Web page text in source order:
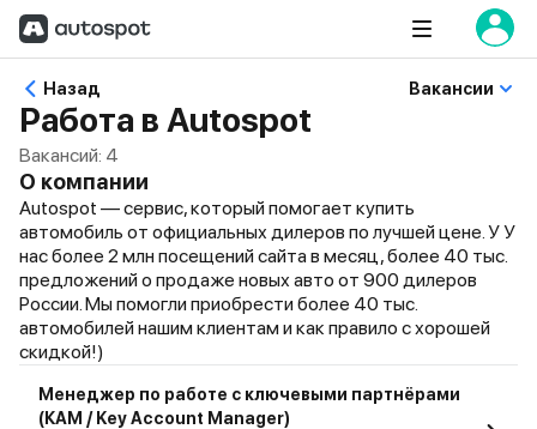
Назад Вакансии
Работа в Autospot
Вакансий: 4
О компании
Autospot — сервис, который помогает купить
автомобиль от официальных дилеров по лучшей цене. У У
нас более 2 млн посещений сайта в месяц, более 40 тыс.
предложений о продаже новых авто от 900 дилеров
России. Мы помогли приобрести более 40 тыс.
автомобилей нашим клиентам и как правило с хорошей
скидкой!)
Менеджер по работе с ключевыми партнёрами
(КАМ / Key Account Manager)